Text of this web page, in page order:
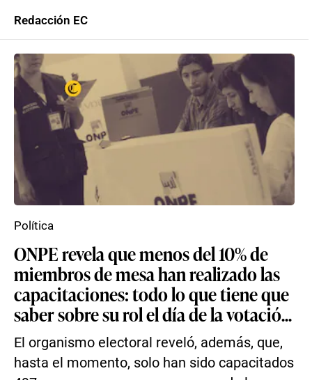
Redacción EC
ONPE revela que menos del 10% de
miembros de mesa han realizado las
capacitaciones: todo lo que tiene que
saber sobre su rol el día de la votació...
El organismo electoral reveló, además, que,
hasta el momento, solo han sido capacitados
Política